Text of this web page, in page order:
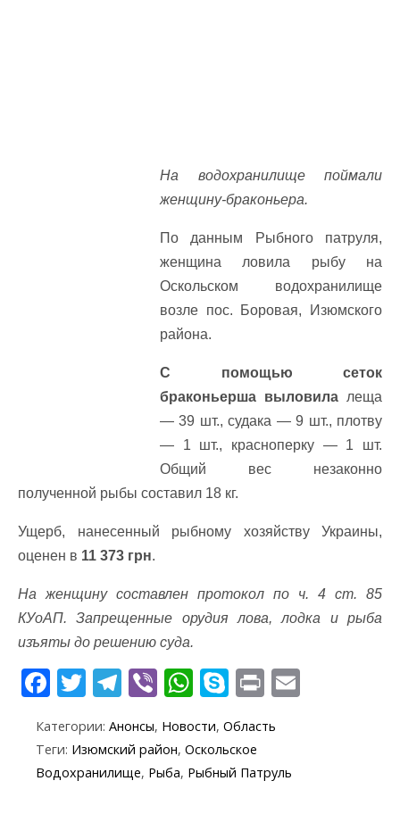
На водохранилище поймали
женщину-браконьера.
По данным Рыбного патруля,
женщина ловила рыбу на
Оскольском водохранилище
возле пос. Боровая, Изюмского
района.
С помощью сеток
браконьерша выловила леща
— 39 шт., судака — 9 шт., плотву
— 1 шт., красноперку — 1 шт.
Общий вес незаконно
полученной рыбы составил 18 кг.
Ущерб, нанесенный рыбному хозяйству Украины,
оценен в 11 373 грн.
На женщину составлен протокол по ч. 4 ст. 85
КУоАП. Запрещенные орудия лова, лодка и рыба
изъяты до решению суда.
F
e
b
T
itt
er
T
e
gr
Vi
er
W
at
s
S
k
y
p
Pr
t
Категории: Анонсы, Новости, Область
Теги: Изюмский район, Оскольское
Водохранилище, Рыба, Рыбный Патруль